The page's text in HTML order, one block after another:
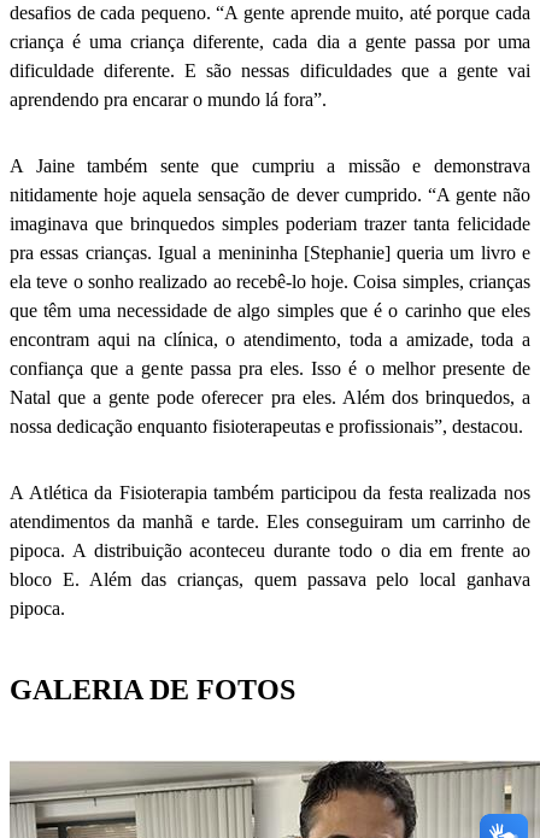
desafios de cada pequeno. “A gente aprende muito, até porque cada
criança é uma criança diferente, cada dia a gente passa por uma
dificuldade diferente. E são nessas dificuldades que a gente vai
aprendendo pra encarar o mundo lá fora”.
A Jaine também sente que cumpriu a missão e demonstrava
nitidamente hoje aquela sensação de dever cumprido. “A gente não
imaginava que brinquedos simples poderiam trazer tanta felicidade
pra essas crianças. Igual a menininha [Stephanie] queria um livro e
ela teve o sonho realizado ao recebê-lo hoje. Coisa simples, crianças
que têm uma necessidade de algo simples que é o carinho que eles
encontram aqui na clínica, o atendimento, toda a amizade, toda a
confiança que a gente passa pra eles. Isso é o melhor presente de
Natal que a gente pode oferecer pra eles. Além dos brinquedos, a
nossa dedicação enquanto fisioterapeutas e profissionais”, destacou.
A Atlética da Fisioterapia também participou da festa realizada nos
atendimentos da manhã e tarde. Eles conseguiram um carrinho de
pipoca. A distribuição aconteceu durante todo o dia em frente ao
bloco E. Além das crianças, quem passava pelo local ganhava
pipoca.
GALERIA DE FOTOS